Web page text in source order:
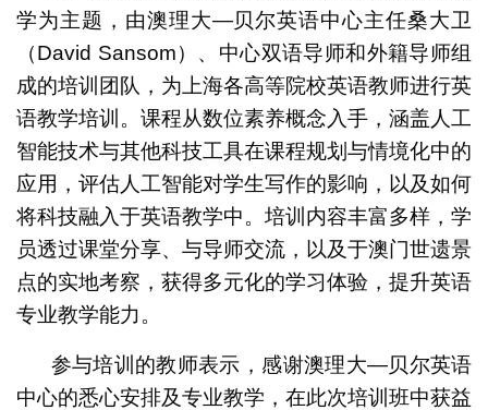
学为主题，由澳理大—贝尔英语中心主任桑大卫
（David Sansom）、中心双语导师和外籍导师组
成的培训团队，为上海各高等院校英语教师进行英
语教学培训。课程从数位素养概念入手，涵盖人工
智能技术与其他科技工具在课程规划与情境化中的
应用，评估人工智能对学生写作的影响，以及如何
将科技融入于英语教学中。培训内容丰富多样，学
员透过课堂分享、与导师交流，以及于澳门世遗景
点的实地考察，获得多元化的学习体验，提升英语
专业教学能力。
参与培训的教师表示，感谢澳理大—贝尔英语
中心的悉心安排及专业教学，在此次培训班中获益